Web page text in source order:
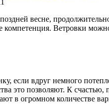
весне,
компетенция. Ветровки
если вдруг немного
это позволяют. К
в огромном количестве